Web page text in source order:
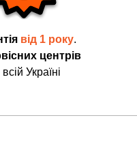
від 1 року.
центрів
Україні